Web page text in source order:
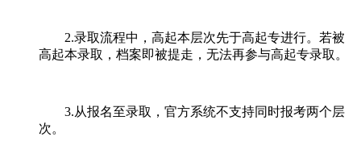
2.录取流程中，高起本层次先于高起专进行。若被
高起本录取，档案即被提走，无法再参与高起专录取。
3.从报名至录取，官方系统不支持同时报考两个层
次。